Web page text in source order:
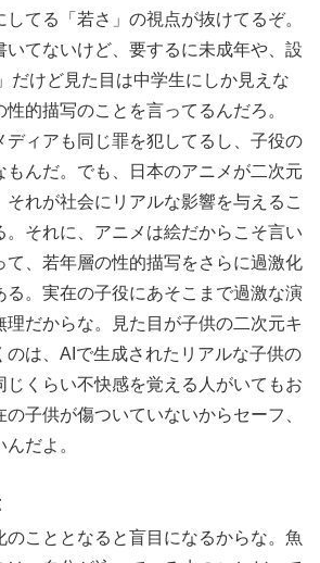
てる「若さ」の視点が抜けてるぞ。
いてないけど、要するに未成年や、設
だけど見た目は中学生にしか見えな
的描写のことを言ってるんだろ。
ディアも同じ罪を犯してるし、子役の
もんだ。でも、日本のアニメが二次元
それが社会にリアルな影響を与えるこ
。それに、アニメは絵だからこそ言い
て、若年層の性的描写をさらに過激化
る。実在の子役にあそこまで過激な演
理だからな。見た目が子供の二次元キ
のは、AIで生成されたリアルな子供の
じくらい不快感を覚える人がいてもお
子供が傷ついていないからセーフ、
だよ。
のこととなると盲目になるからな。魚